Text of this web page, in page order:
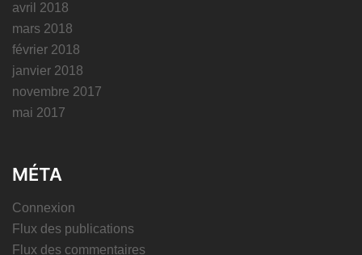
avril 2018
mars 2018
février 2018
janvier 2018
novembre 2017
mai 2017
MÉTA
Connexion
Flux des publications
Flux des commentaires